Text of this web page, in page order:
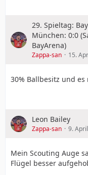
29. Spieltag:
München: 0:0
BayArena)
Zappa-san 15.
30% Ballbesitz und
Leon Bailey
Zappa-san 9.
Mein Scouting Auge
Flügel besser